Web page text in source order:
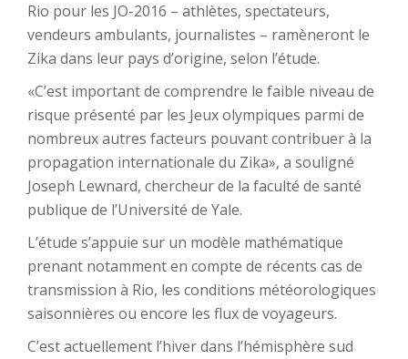
Rio pour les JO-2016 – athlètes, spectateurs,
vendeurs ambulants, journalistes – ramèneront le
Zika dans leur pays d’origine, selon l’étude.
«C’est important de comprendre le faible niveau de
risque présenté par les Jeux olympiques parmi de
nombreux autres facteurs pouvant contribuer à la
propagation internationale du Zika», a souligné
Joseph Lewnard, chercheur de la faculté de santé
publique de l’Université de Yale.
L’étude s’appuie sur un modèle mathématique
prenant notamment en compte de récents cas de
transmission à Rio, les conditions météorologiques
saisonnières ou encore les flux de voyageurs.
C’est actuellement l’hiver dans l’hémisphère sud